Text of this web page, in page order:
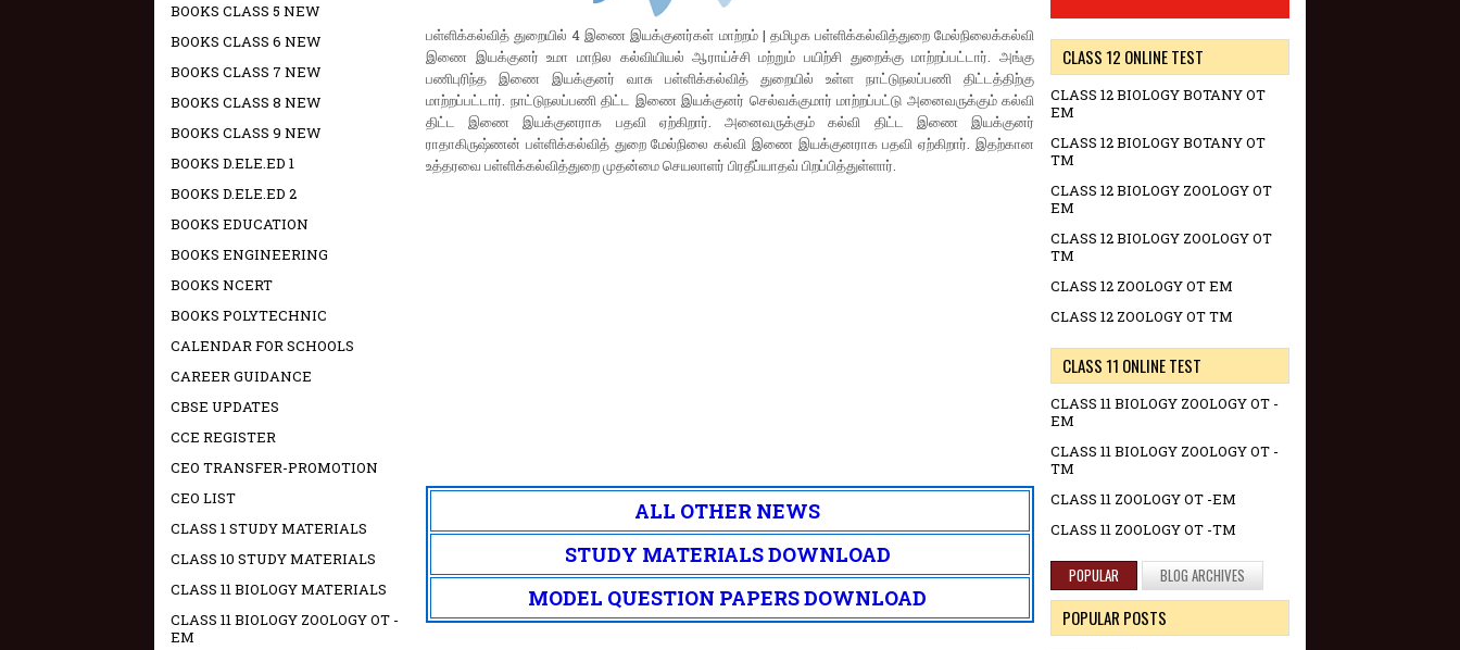
பள்ளிக்கல்வித் துறையில் 4 இணை இயக்குனர்கள் மாற்றம் | தமிழக பள்ளிக்கல்வித்துறை மேல்நிலைக்கல்வி
இணை இயக்குனர் உமா மாநில கல்வியியல் ஆராய்ச்சி மற்றும் பயிற்சி துறைக்கு மாற்றப்பட்டார். அங்கு
பணிபுரிந்த இணை இயக்குனர் வாசு பள்ளிக்கல்வித் துறையில் உள்ள நாட்டுநலப்பணி திட்டத்திற்கு
மாற்றப்பட்டார். நாட்டுநலப்பணி திட்ட இணை இயக்குனர் செல்வக்குமார் மாற்றப்பட்டு அனைவருக்கும் கல்வி
திட்ட இணை இயக்குனராக பதவி ஏற்கிறார். அனைவருக்கும் கல்வி திட்ட இணை இயக்குனர்
ராதாகிருஷ்ணன் பள்ளிக்கல்வித் துறை மேல்நிலை கல்வி இணை இயக்குனராக பதவி ஏற்கிறார். இதற்கான
உத்தரவை பள்ளிக்கல்வித்துறை முதன்மை செயலாளர் பிரதீப்யாதவ் பிறப்பித்துள்ளார்.
ALL OTHER NEWS
STUDY MATERIALS DOWNLOAD
MODEL QUESTION PAPERS DOWNLOAD
BOOKS CLASS 5 NEW
BOOKS CLASS 6 NEW
BOOKS CLASS 7 NEW
BOOKS CLASS 8 NEW
BOOKS CLASS 9 NEW
BOOKS D.ELE.ED 1
BOOKS D.ELE.ED 2
BOOKS EDUCATION
BOOKS ENGINEERING
BOOKS NCERT
BOOKS POLYTECHNIC
CALENDAR FOR SCHOOLS
CAREER GUIDANCE
CBSE UPDATES
CCE REGISTER
CEO TRANSFER-PROMOTION
CEO LIST
CLASS 1 STUDY MATERIALS
CLASS 10 STUDY MATERIALS
CLASS 11 BIOLOGY MATERIALS
CLASS 11 BIOLOGY ZOOLOGY OT -
EM
CLASS 12 ONLINE TEST
CLASS 12 BIOLOGY BOTANY OT
EM
CLASS 12 BIOLOGY BOTANY OT
TM
CLASS 12 BIOLOGY ZOOLOGY OT
EM
CLASS 12 BIOLOGY ZOOLOGY OT
TM
CLASS 12 ZOOLOGY OT EM
CLASS 12 ZOOLOGY OT TM
CLASS 11 ONLINE TEST
CLASS 11 BIOLOGY ZOOLOGY OT -
EM
CLASS 11 BIOLOGY ZOOLOGY OT -
TM
CLASS 11 ZOOLOGY OT -EM
CLASS 11 ZOOLOGY OT -TM
POPULAR BLOG ARCHIVES
POPULAR POSTS